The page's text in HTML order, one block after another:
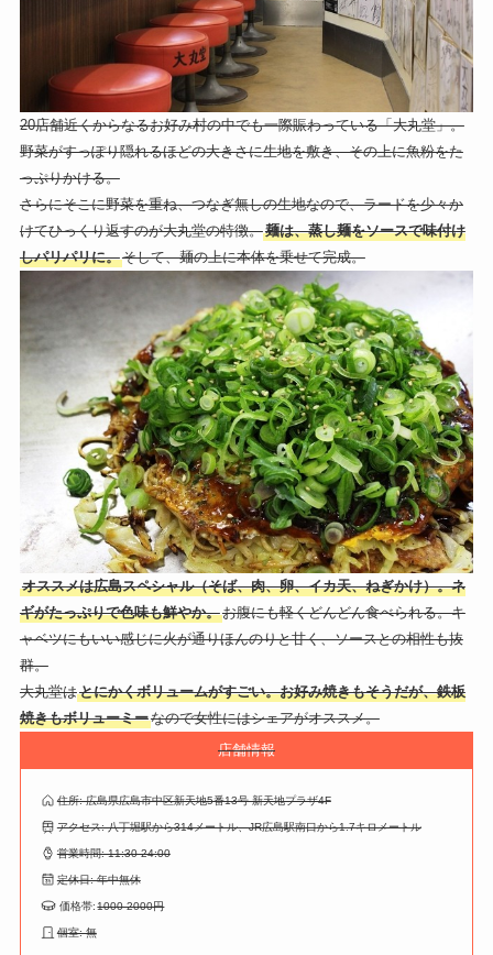
20店舗近くからなるお好み村の中でも一際賑わっている「大丸堂」。
野菜がすっぽり隠れるほどの大きさに生地を敷き、その上に魚粉をた
っぷりかける。
さらにそこに野菜を重ね、つなぎ無しの生地なので、ラードを少々か
けてひっくり返すのが大丸堂の特徴。麺は、蒸し麺をソースで味付け
しパリパリに。そして、麺の上に本体を乗せて完成。
オススメは広島スペシャル（そば、肉、卵、イカ天、ねぎかけ）。ネ
ギがたっぷりで色味も鮮やか。お腹にも軽くどんどん食べられる。キ
ャベツにもいい感じに火が通りほんのりと甘く、ソースとの相性も抜
群。
大丸堂はとにかくボリュームがすごい。お好み焼きもそうだが、鉄板
焼きもボリューミーなので女性にはシェアがオススメ。
店舗情報
住所: 広島県広島市中区新天地5番13号 新天地プラザ4F
アクセス: 八丁堀駅から314メートル、JR広島駅南口から1.7キロメートル
営業時間: 11:30-24:00
定休日: 年中無休
価格帯: 1000-2000円
個室: 無